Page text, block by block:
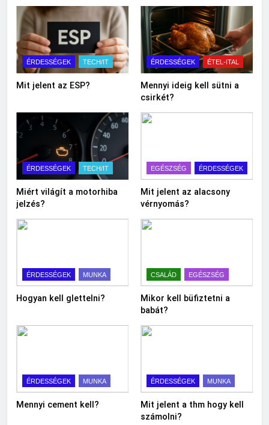
ÉRDESSÉGEK TECH/IT
Mit jelent az ESP?
ÉRDESSÉGEK ÉTEL-ITAL
Mennyi ideig kell sütni a
csirkét?
ÉRDESSÉGEK TECH/IT
Miért világít a motorhiba
jelzés?
EGÉSZSÉG ÉRDESSÉGEK
Mit jelent az alacsony
vérnyomás?
ÉRDESSÉGEK MUNKA
Hogyan kell glettelni?
CSALÁD EGÉSZSÉG
Mikor kell büfiztetni a
babát?
ÉRDESSÉGEK MUNKA
Mennyi cement kell?
ÉRDESSÉGEK MUNKA
Mit jelent a thm hogy kell
számolni?